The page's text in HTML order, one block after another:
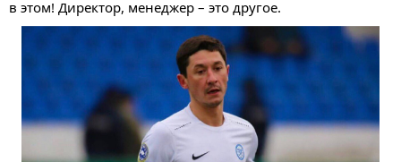
в этом! Директор, менеджер – это другое.